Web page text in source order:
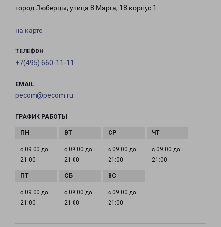
город Люберцы, улица 8 Марта, 18 корпус 1
на карте
ТЕЛЕФОН
+7(495) 660-11-11
EMAIL
pecom@pecom.ru
ГРАФИК РАБОТЫ
с 09:00 до
21:00
с 09:00 до
21:00
с 09:00 до
21:00
с 09:00 до
21:00
с 09:00 до
21:00
с 09:00 до
21:00
с 09:00 до
21:00